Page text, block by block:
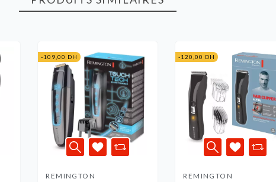
-109,00 DH
REMINGTON
-120,00 DH
REMINGTON